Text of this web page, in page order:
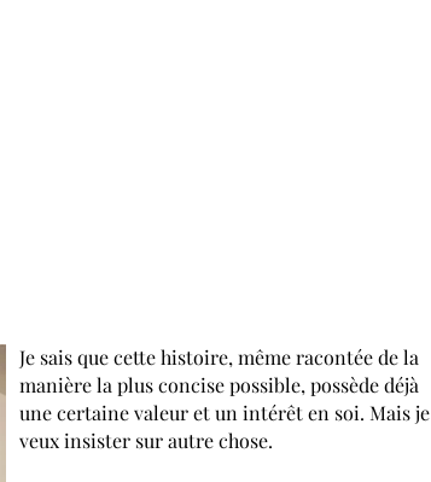
Je sais que cette histoire, même racontée de la
manière la plus concise possible, possède déjà
une certaine valeur et un intérêt en soi. Mais je
veux insister sur autre chose.